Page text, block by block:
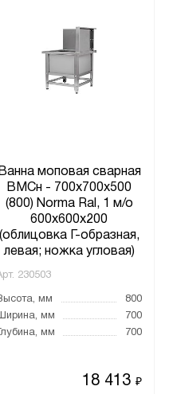
Ванна моповая сварная
ВМСн - 700x700x500
(800) Norma Ral, 1 м/о
600x600x200
(облицовка Г-образная,
левая; ножка угловая)
230503
мм
800
мм
700
Глубина, мм
700
18 413₽